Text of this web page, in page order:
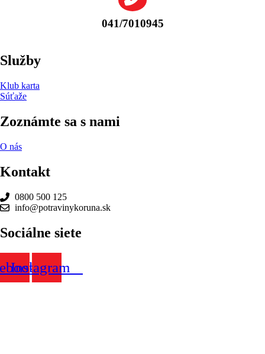
041/7010945
Služby
Klub karta
Súťaže
Zoznámte sa s nami
O nás
Kontakt
0800 500 125
info@potravinykoruna.sk
Sociálne siete
Instagram